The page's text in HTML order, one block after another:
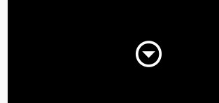
آموزش مبحث دوازدهم
مقررات ملی ساختمان،...